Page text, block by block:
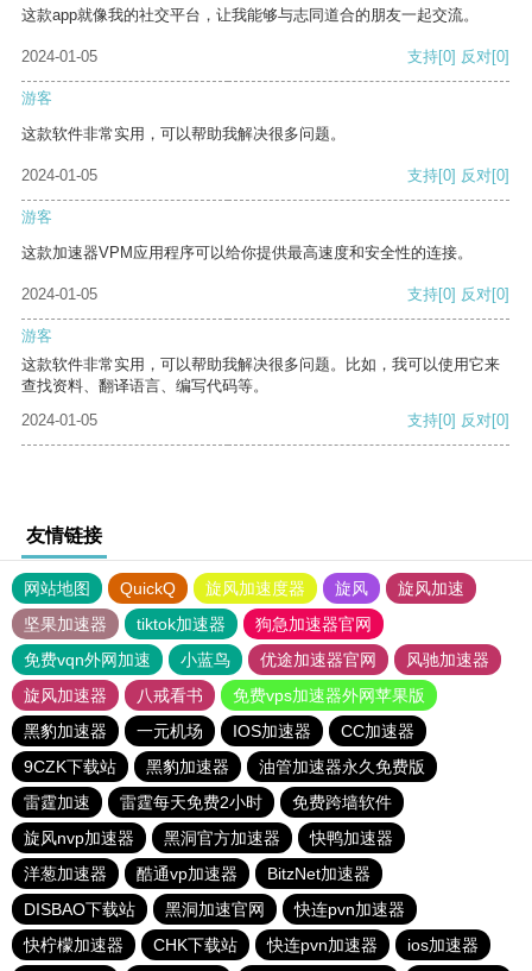
这款app就像我的社交平台，让我能够与志同道合的朋友一起交流。
2024-01-05 支持[0] 反对[0]
游客
这款软件非常实用，可以帮助我解决很多问题。
2024-01-05 支持[0] 反对[0]
游客
这款加速器VPM应用程序可以给你提供最高速度和安全性的连接。
2024-01-05 支持[0] 反对[0]
游客
这款软件非常实用，可以帮助我解决很多问题。比如，我可以使用它来
查找资料、翻译语言、编写代码等。
2024-01-05
支持[0] 反对[0]
友情链接
网站地图 QuickQ 旋风加速度器 旋风
旋风加速
坚果加速器
tiktok加速器
狗急加速器官网
免费vqn外网加速
小蓝鸟 优途加速器官网
风驰加速器
旋风加速器
八戒看书
免费vps加速器外网苹果版
黑豹加速器
一元机场 IOS加速器
CC加速器
9CZK下载站
黑豹加速器
油管加速器永久免费版
雷霆加速
雷霆每天免费2小时
免费跨墙软件
旋风nvp加速器
黑洞官方加速器
快鸭加速器
洋葱加速器
酷通vp加速器
BitzNet加速器
DISBAO下载站
黑洞加速官网
快连pvn加速器
快柠檬加速器
CHK下载站 快连pvn加速器 ios加速器